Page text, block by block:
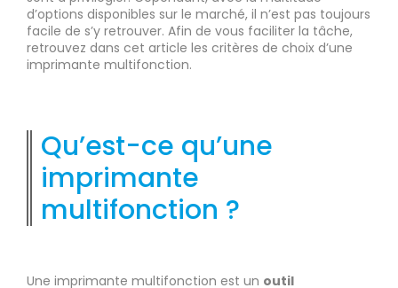
d’options disponibles sur le marché, il n’est pas toujours
facile de s’y retrouver. Afin de vous faciliter la tâche,
retrouvez dans cet article les critères de choix d’une
imprimante multifonction.
Qu’est-ce qu’une
imprimante
multifonction ?
Une imprimante multifonction est un outil